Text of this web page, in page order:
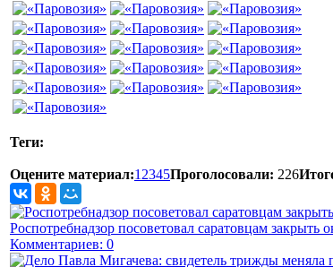
Теги:
Оцените материал:1 2345Проголосовали: 226
Роспотребнадзор посоветовал саратовцам закрыть
Комментариев: 0